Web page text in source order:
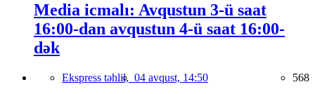
Media icmalı: Avqustun 3-ü saat
16:00-dan avqustun 4-ü saat 16:00-
dək
Ekspress təhlil, 04 avqust, 14:50 568